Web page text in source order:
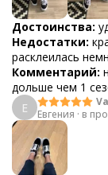
Достоинства:
Недостатки:
расклеилась
Комментарий:
дольше чем 1
Е
Евгения · в